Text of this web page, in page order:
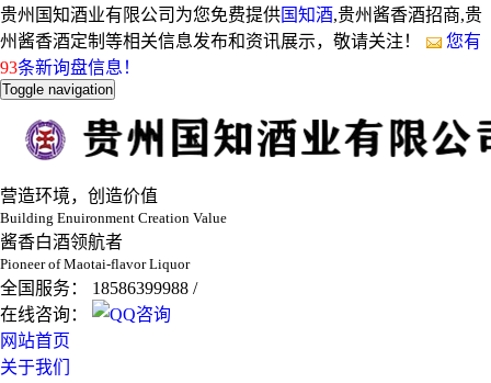
贵州国知酒业有限公司为您免费提供国知酒,贵州酱香酒招商,贵
州酱香酒定制等相关信息发布和资讯展示，敬请关注！
您有
93条新询盘信息！
Toggle navigation
营造环境，创造价值
Building Enuironment Creation Value
酱香白酒领航者
Pioneer of Maotai-flavor Liquor
全国服务： 18586399988 /
在线咨询：
网站首页
关于我们